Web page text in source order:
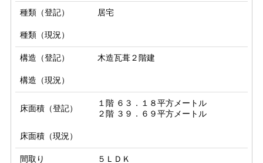
種類（登記） 居宅
種類（現況）
構造（登記） 木造瓦葺２階建
構造（現況）
床面積（登記）
１階 ６３．１８平方メートル
２階 ３９．６９平方メートル
床面積（現況）
間取り ５ＬＤＫ